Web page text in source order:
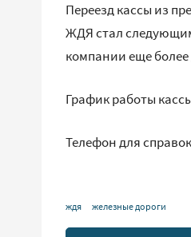
Переезд кассы из
ЖДЯ стал
компании еще
График работы
Телефон для
ждя железные дороги